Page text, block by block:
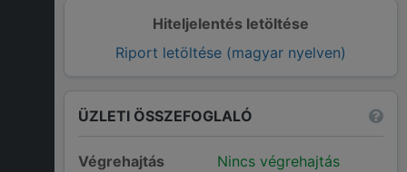
Hiteljelentés letöltése
Riport letöltése (magyar nyelven)
ÜZLETI ÖSSZEFOGLALÓ
Végrehajtás
Nincs végrehajtás